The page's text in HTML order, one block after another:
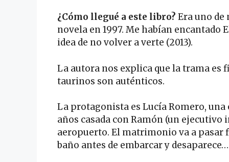
¿Cómo llegué a este libro? Era uno de
novela en 1997. Me habían encantado
idea de no volver a verte (2013).
La autora nos explica que la trama es
taurinos son auténticos.
La protagonista es Lucía Romero,
años casada con Ramón (un
aeropuerto. El matrimonio va a pasar
baño antes de embarcar y desaparece…